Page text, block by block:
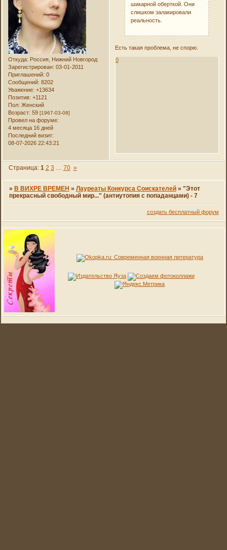
Откуда: Россия, Нижний Новгород
Зарегистрирован: 03-01-2011
Приглашений: 0
Сообщений: 8202
Уважение: +13634
Позитив: +1121
Пол: Женский
Возраст: 59[1967-03-08]
Провел на форуме:
4 месяца 16 дней
Последний визит:
08-07-2026 22:43:21
шикарной оберткой. Они
слишком залакировали
реальность.
Есть такая проблема, не спорю.
0
Страница: 1 2 3 70 »
» В ВИХРЕ ВРЕМЕН » Лауреаты Конкурса Соискателей » "Этот
прекрасный свободный мир..." (антиутопия с попаданцами) - 7
создать бесплатный форум